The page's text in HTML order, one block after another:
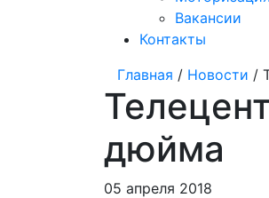
Вакансии
Контакты
Главная / Новости /
дюйма
05 апреля 2018